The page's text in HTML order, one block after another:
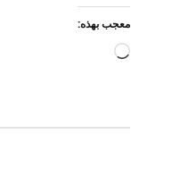
معجب بهذه:
جاري